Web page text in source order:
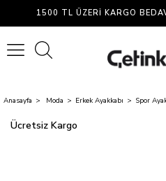
1500 TL ÜZERI KARGO
Anasayfa Moda Erkek Ayakkabı Spor
Ücretsiz Kargo